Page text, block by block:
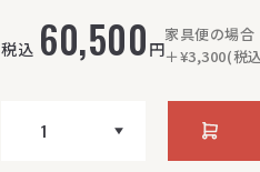
税込 60,500 円
家具便の場合
＋¥3,300(税